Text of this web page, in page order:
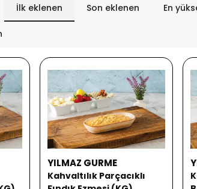
İlk eklenen Son eklenen En
YILMAZ GURME
Kahvaltılık Parçacıklı